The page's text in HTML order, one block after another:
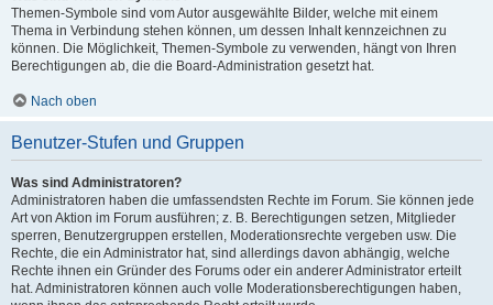
Themen-Symbole sind vom Autor ausgewählte Bilder, welche mit einem
Thema in Verbindung stehen können, um dessen Inhalt kennzeichnen zu
können. Die Möglichkeit, Themen-Symbole zu verwenden, hängt von Ihren
Berechtigungen ab, die die Board-Administration gesetzt hat.
Nach oben
Benutzer-Stufen und Gruppen
Was sind Administratoren?
Administratoren haben die umfassendsten Rechte im Forum. Sie können jede
Art von Aktion im Forum ausführen; z. B. Berechtigungen setzen, Mitglieder
sperren, Benutzergruppen erstellen, Moderationsrechte vergeben usw. Die
Rechte, die ein Administrator hat, sind allerdings davon abhängig, welche
Rechte ihnen ein Gründer des Forums oder ein anderer Administrator erteilt
hat. Administratoren können auch volle Moderationsberechtigungen haben,